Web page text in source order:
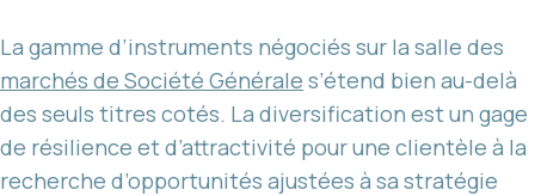
La gamme d’instruments négociés sur la salle des
marchés de Société Générale s’étend bien au-delà
des seuls titres cotés. La diversification est un gage
de résilience et d’attractivité pour une clientèle à la
recherche d’opportunités ajustées à sa stratégie